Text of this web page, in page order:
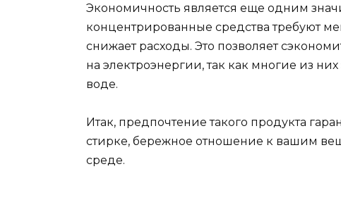
Экономичность является еще одним
концентрированные средства требуют
снижает расходы. Это позволяет
на электроэнергии, так как многие из
воде.
Итак, предпочтение такого продукта
стирке, бережное отношение к вашим
среде.